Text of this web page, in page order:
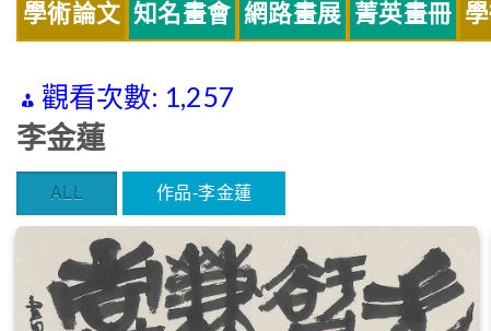
學術論文 知名畫會 網路畫展 菁英畫冊
觀看次數: 1,257
李金蓮
ALL 作品-李金蓮